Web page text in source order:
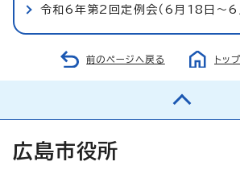
令和6年第2回定例会（6月18日～6
前のページへ戻る トッ
広島市役所